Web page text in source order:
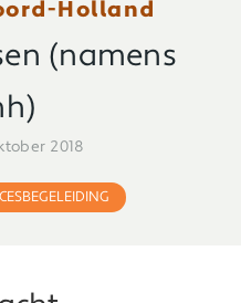
Holland
(namens
2018